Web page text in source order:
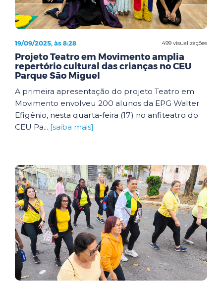
499 visualizações
19/09/2025, às 8:28
Projeto Teatro em Movimento amplia
repertório cultural das crianças no CEU
Parque São Miguel
A primeira apresentação do projeto Teatro em
Movimento envolveu 200 alunos da EPG Walter
Efigênio, nesta quarta-feira (17) no anfiteatro do
CEU Pa... [saiba mais]